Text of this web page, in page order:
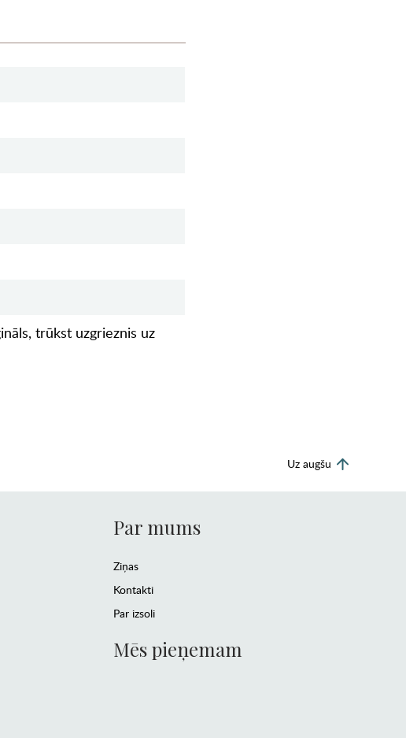
trūkst uzgrieznis uz
Uz augšu
Par mums
Ziņas
Kontakti
Par izsoli
Mēs pieņemam